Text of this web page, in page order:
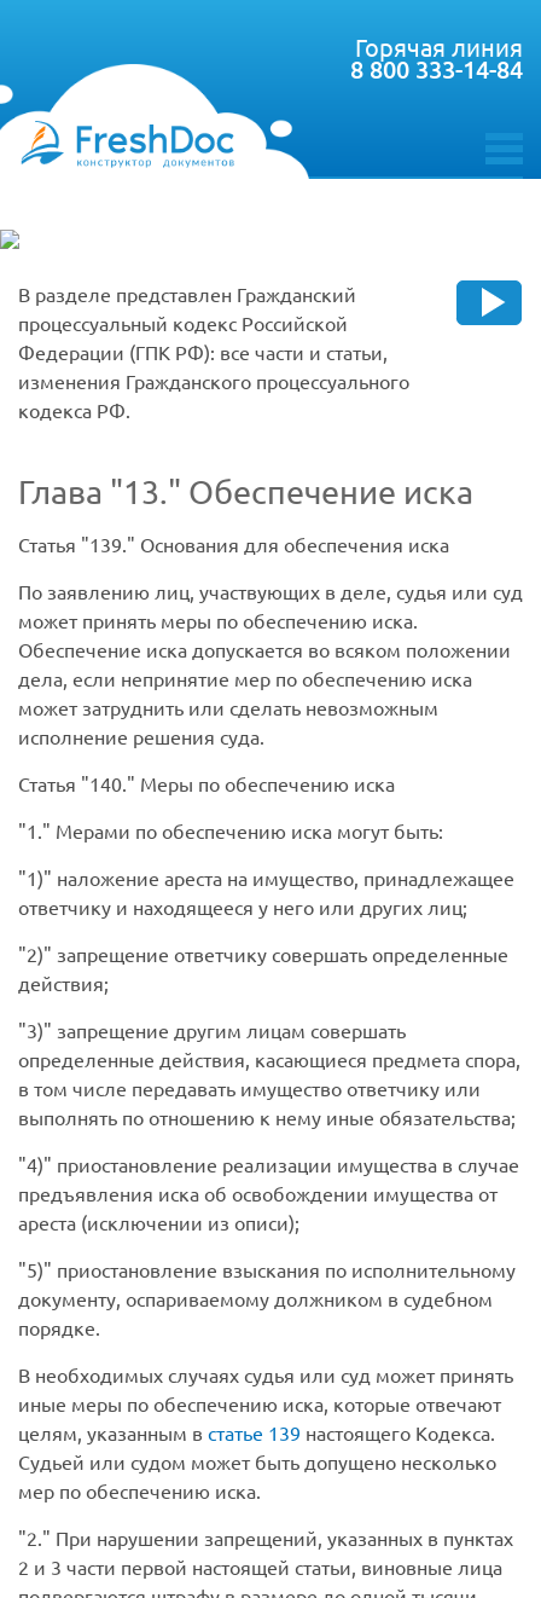
toggle
Горячая линия
8 800 333-14-84
В разделе представлен Гражданский
процессуальный кодекс Российской
Федерации (ГПК РФ): все части и статьи,
изменения Гражданского процессуального
кодекса РФ.
Глава 13. Обеспечение иска
Статья 139.
Основания для обеспечения иска
По заявлению лиц, участвующих в деле, судья или суд
может принять меры по обеспечению иска.
Обеспечение иска допускается во всяком положении
дела, если непринятие мер по обеспечению иска
может затруднить или сделать невозможным
исполнение решения суда.
Статья
140.
Меры по обеспечению иска
1.
Мерами по обеспечению иска могут быть:
1)
наложение ареста на имущество, принадлежащее
ответчику и находящееся у него или других лиц;
2)
запрещение ответчику совершать определенные
действия;
3)
запрещение другим лицам совершать
определенные действия, касающиеся предмета спора,
в том числе передавать имущество ответчику или
выполнять по отношению к нему иные обязательства;
4)
приостановление реализации имущества в случае
предъявления иска об освобождении имущества от
ареста (исключении из описи);
5)
приостановление взыскания по исполнительному
документу, оспариваемому должником в судебном
порядке.
В необходимых случаях судья или суд может принять
иные меры по обеспечению иска, которые отвечают
целям, указанным в статье 139 настоящего Кодекса.
Судьей или судом может быть допущено несколько
мер по обеспечению иска.
2.
При нарушении запрещений, указанных в пунктах
2 и 3 части первой настоящей статьи, виновные лица